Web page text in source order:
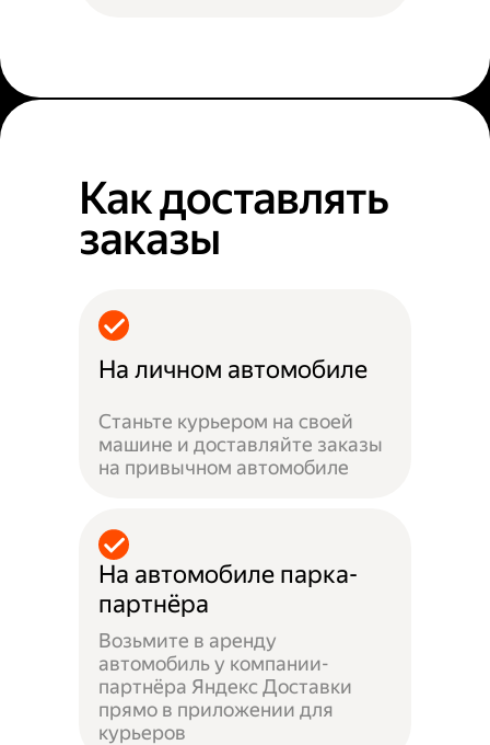
Как доставлять
заказы
На личном автомобиле
Станьте курьером на своей
машине и доставляйте заказы
на привычном автомобиле
На автомобиле парка-
партнёра
Возьмите в аренду
автомобиль у компании-
партнёра Яндекс Доставки
прямо в приложении для
курьеров